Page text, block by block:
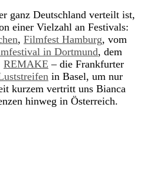
ganz Deutschland verteilt ist,
einer Vielzahl an Festivals:
, Filmfest Hamburg, vom
in Dortmund, dem
REMAKE – die Frankfurter
in Basel, um nur
kurzem vertritt uns Bianca
hinweg in Österreich.